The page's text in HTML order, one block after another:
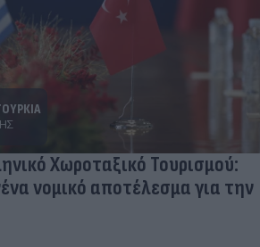
Χωροταξικό Τουρισμού:
νομικό αποτέλεσμα για την